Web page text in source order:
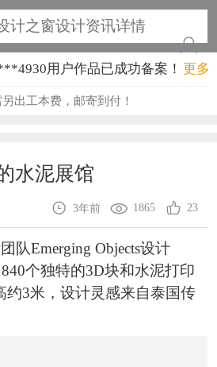
计之窗设计资讯详情
用户作品已成功备案！
用户作品已成功备案！
用户作品已成功备案！
用户作品已成功备案！
用户作品已成功备案！
用户作品已成功备案！
用户作品已成功备案！
更多
出工本费，邮寄到付！
水泥展馆
3年前 1865 23
Emerging Objects设计
个独特的3D块和水泥打印
约3米，设计灵感来自泰国传